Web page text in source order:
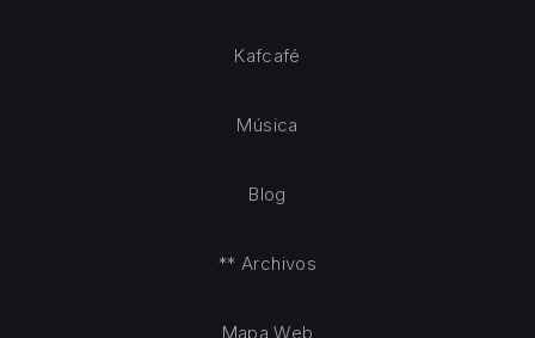
Kafcafé
Música
Blog
** Archivos
Mapa Web